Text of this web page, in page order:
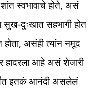
स्वभावाचे होते, असं
सुख-दुःखात सहभागी होत
असंही त्यांन नमूद
हादरला आहे असं शेजारी
इतकं आनंदी असलेलं